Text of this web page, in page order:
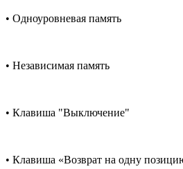
• Одноуровневая память
• Независимая память
• Клавиша "Выключение"
• Клавиша «Возврат на одну